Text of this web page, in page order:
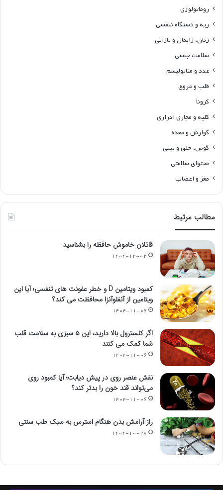
روماتولوژی
ریه و دستگاه تنفسی
زنان، زایمان و نازایی
سلامت جنسی
غدد و متابولیسم
قلب و عروق
کرونا
کلیه و مجاری ادراری
گوارش و معده
گوش، حلق و بینی
محتوای سلامتی
مغز و اعصاب
مطالب مرتبط
قاتلان خاموش حافظه را بشناسید
۱۴۰۴-۱۲-۰۲
کمبود ویتامین D و خطر عفونت های تنفسی؛ آیا این
ویتامین از آنفلوآنزا محافظت می کند؟
۱۴۰۴-۱۱-۰۶
اگر کلسترول بالا دارید، این ۵ سبزی به سلامت قلب
شما کمک می کنند
۱۴۰۴-۱۱-۰۶
نقش عنصر روی در پیش دیابت؛ آیا کمبود روی
می‌تواند قند خون را بدتر کند؟
۱۴۰۴-۱۱-۰۶
راز آرامش بدن هنگام استرس به سبک طب سنتی
۱۴۰۴-۱۰-۲۸